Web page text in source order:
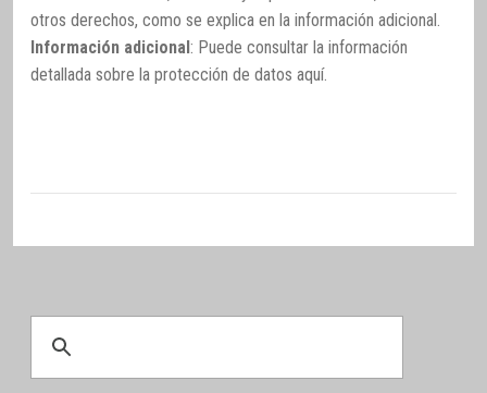
otros derechos, como se explica en la información adicional.
Información adicional : Puede consultar la información
detallada sobre la protección de datos aquí.